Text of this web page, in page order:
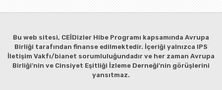
Bu web sitesi, CEİDizler Hibe Programı kapsamında Avrupa
Birliği tarafından finanse edilmektedir. İçeriği yalnızca IPS
İletişim Vakfı/bianet sorumluluğundadır ve her zaman Avrupa
Birliği'nin ve Cinsiyet Eşitliği İzleme Derneği'nin görüşlerini
yansıtmaz.